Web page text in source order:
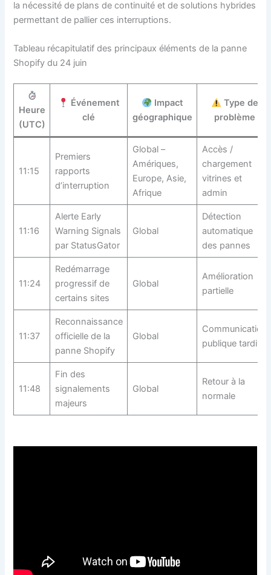
la nécessité de plans de continuité et de solutions hybrides
permettant de pallier ces interruptions.
Tableau récapitulatif des principaux éléments de la panne
Shopify du 24 juin
Heure
(UTC)
Événement
clé
Impact
géographique
Type de
problème
11:15
Premiers
rapports
d’interruption
Global –
Amériques,
Europe, Asie,
Afrique
Accès /
chargement
vitrines et
admin
11:16
Alerte Early
Warning Signals
par StatusGator
Global
Détection
automatique
des pannes
11:24
Redémarrage
progressif de
certains sites
Global
Amélioration
partielle
11:37
Reconnaissance
officielle de la
panne Shopify
Global
Communication
publique tardive
11:48
Fin des
signalements
majeurs
Global
Retour à la
normale